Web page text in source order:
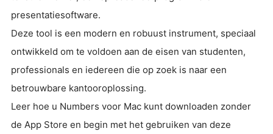
presentatiesoftware.
Deze tool is een modern en robuust instrument, speciaal
ontwikkeld om te voldoen aan de eisen van studenten,
professionals en iedereen die op zoek is naar een
betrouwbare kantooroplossing.
Leer hoe u Numbers voor Mac kunt downloaden zonder
de App Store en begin met het gebruiken van deze